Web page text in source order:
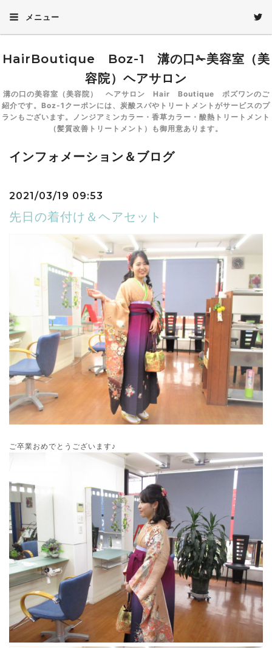
メニュー
HairBoutique Boz-1 溝の口✁美容室（美
容院）ヘアサロン
溝の口の美容室（美容院） ヘアサロン Hair Boutique ボズワンのご
紹介です。Boz-1クーポンには、炭酸スパやトリートメントがサービスのプ
ランもございます。ノンジアミンカラー・香草カラー・酸熱トリートメント
（髪質改善トリートメント）も御用意あります。
インフォメーション＆ブログ
2021/03/19 09:53
先日の着付け＆ヘアセット
ご卒業おめでとうございます♪